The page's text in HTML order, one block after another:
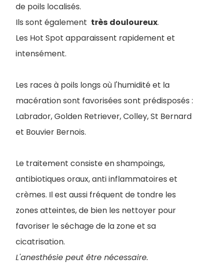
de poils localisés.
Ils sont également très douloureux.
Les Hot Spot apparaissent rapidement et
intensément.
Les races à poils longs où l'humidité et la
macération sont favorisées sont prédisposés :
Labrador, Golden Retriever, Colley, St Bernard
et Bouvier Bernois.
Le traitement consiste en shampoings,
antibiotiques oraux, anti inflammatoires et
crèmes. Il est aussi fréquent de tondre les
zones atteintes, de bien les nettoyer pour
favoriser le séchage de la zone et sa
cicatrisation.
L'anesthésie peut être nécessaire.